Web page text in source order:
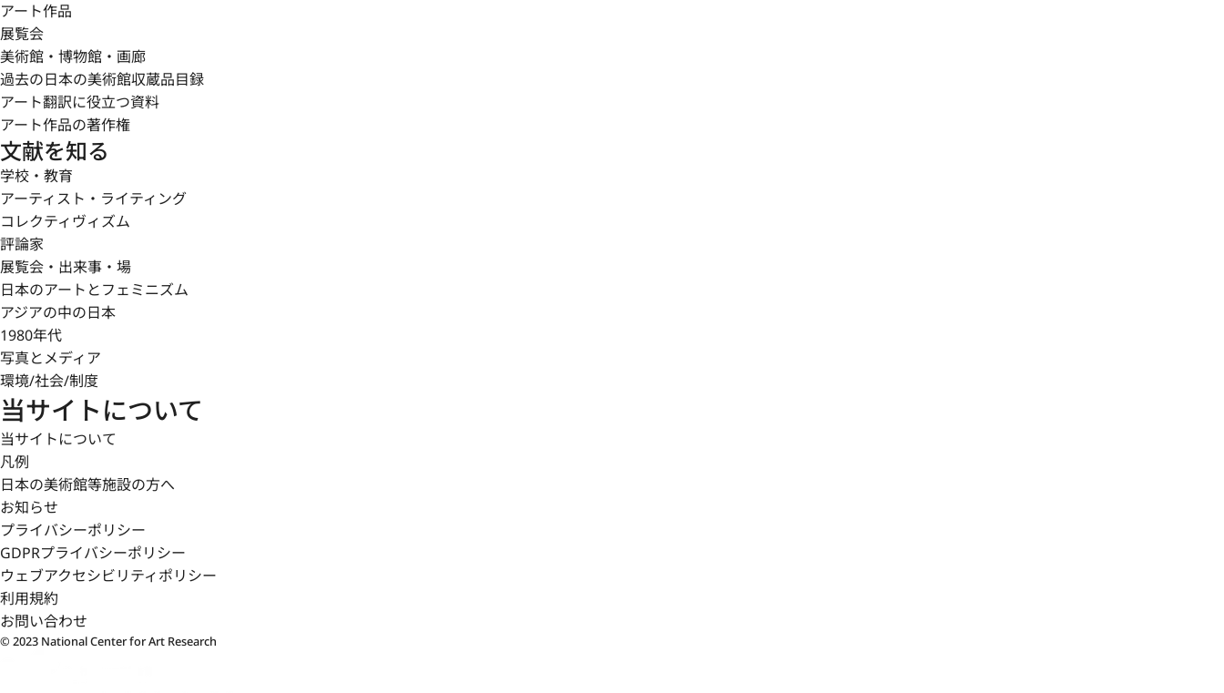
アート作品
展覧会
美術館・博物館・画廊
過去の日本の美術館収蔵品目録
アート翻訳に役立つ資料
アート作品の著作権
文献を知る
学校・教育
アーティスト・ライティング
コレクティヴィズム
評論家
展覧会・出来事・場
日本のアートとフェミニズム
アジアの中の日本
1980年代
写真とメディア
環境/社会/制度
当サイトについて
当サイトについて
凡例
日本の美術館等施設の方へ
お知らせ
プライバシーポリシー
GDPRプライバシーポリシー
ウェブアクセシビリティポリシー
利用規約
お問い合わせ
© 2023 National Center for Art Research